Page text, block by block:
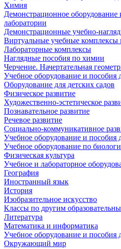
Химия
Демонстрационное
лаборатории
Демонстрационные учебно-
Виртуальные учебные комплексы
Лабораторные комплексы
Наглядные пособия по химии
Черчение. Начертательная
Учебное оборудование и пособия
Оборудование для детских садов
Физическое развитие
Художественно-эстетическое
Познавательное развитие
Речевое развитие
Социально-коммуникативное
Учебное оборудование и пособия
Учебное оборудование по
Физическая культура
Учебное и лабораторное
География
Иностранный язык
История
Изобразительное искусство
Классы по другим
Литература
Математика и информатика
Учебное оборудование и пособия
Окружающий мир